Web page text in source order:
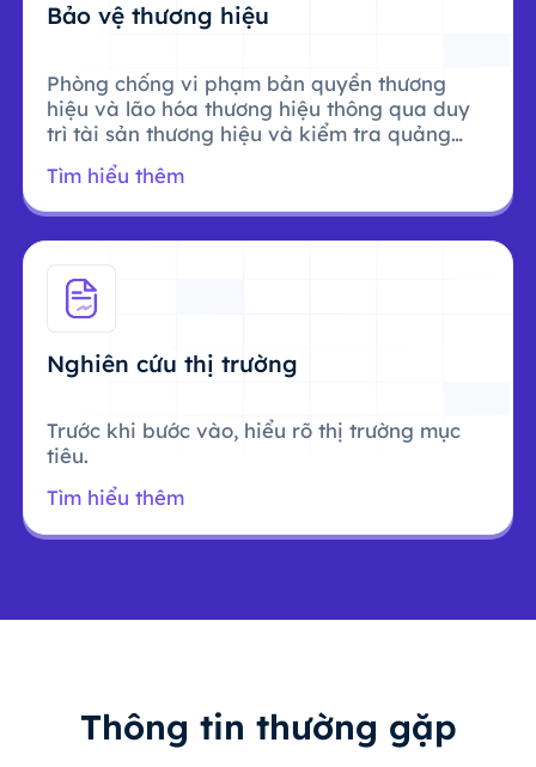
Bảo vệ thương hiệu
Phòng chống vi phạm bản quyền thương
hiệu và lão hóa thương hiệu thông qua duy
trì tài sản thương hiệu và kiểm tra quảng
Tìm hiểu thêm
Nghiên cứu thị trường
Trước khi bước vào, hiểu rõ thị trường mục
tiêu.
Tìm hiểu thêm
Thông tin thường gặp